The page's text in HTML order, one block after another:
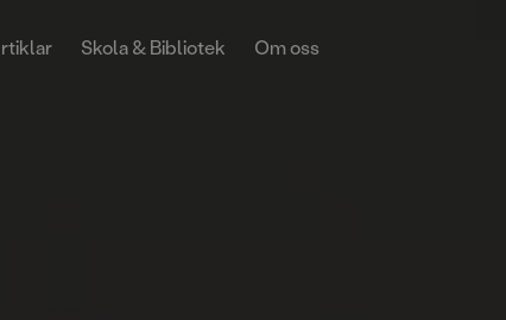
Skola & Bibliotek Om oss